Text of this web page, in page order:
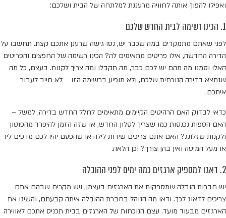
ואפילו להפוך אותה לחוויה מרעננת למלתחה של הבית ושלכם:
1. הכינו רשימה לבית החדש שלכם
לפני שאתם מתמקדים במה שכבר יש, נסו גישה שרענן אתכם קצת. תחשבו על
הדירה החדשה, אילו פריטים מתאימים לה? הכינו רשימה של החפצים והפריטים
האלו וסמנו מה מהם יש לכם כבר, מה תקבלו ומה צריך לקנות. בעצם, כל מה
שנמצא בדירה הנוכחית שלכם, ולא מופיע ברשימה הזו – לא חייב לעבור
איתכם.
כדאי לבדוק האם הרהיטים הקיימים מתאימים לחלל החדש בדירה, למשל –
האם הספות נכנסות כמו שצריך לסלון החדש, או שזה הזמן להיפרד מהפוטון
ולקנות שזלונג? האם אתם צריכים שידות לילה או שהפעם יהיו לכם מדפים ליד
או מעל המיטה ואין בהן צורך? וכן הלאה.
2. דאגו למספיק ארגזים כמה ימים לפני ההובלה
יש חברות הובלה שמספקות את הארגזים בעצמן, ויש מקרים שבהם אתם
צריכים לדאוג לכך. ודאו מה הנוהל בחברת ההובלה איתה קבעתם, והשיגו את
הארגזים מבעוד מועד. עצם הנוכחות של הארגזים בבית תכניס אתכם לאווירה